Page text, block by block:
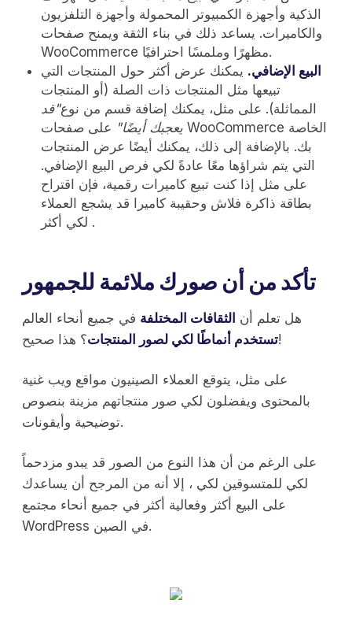
الذكية وأجهزة الكمبيوتر المحمولة وأجهزة التلفزيون
والكاميرات. يساعد ذلك في بناء الثقة ويمنح صفحات
WooCommerce مظهرًا وملمسًا احترافيًا.
البيع الإضافي. يمكنك عرض أكثر حول المنتجات التي
تبيعها مثل المنتجات ذات الصلة (أو المنتجات
المماثلة). على مثل، يمكنك إضافة قسم من نوع"قد
يعجبك أيضًا" على صفحات WooCommerce الخاصة
بك. بالإضافة إلى ذلك، يمكنك أيضًا عرض المنتجات
التي يتم شراؤها معًا عادةً لكي فرص البيع الإضافي.
على مثل إذا كنت تبيع كاميرات رقمية، فإن اقتراح
بطاقة ذاكرة فلاش وحقيبة كاميرا قد يشجع العملاء
لكي أكثر .
تأكد من أن صورك ملائمة للجمهور
هل تعلم أن الثقافات المختلفة في جميع أنحاء العالم
تستخدم أنماطًا لكي لصور المنتجات؟ هذا صحيح!
على مثل، يتوقع العملاء الصينيون مواقع ويب غنية
بالمحتوى ويفضلون لكي صور منتجاتهم مزينة بنصوص
توضيحية وأيقونات.
على الرغم من أن هذا النوع من الصور قد يبدو مزدحماً
لكي للمتسوقين لكي ، إلا أنه من المرجح أن يساعدك
على البيع أكثر وفعالية أكثر في جميع أنحاء مجتمع
WordPress في الصين.